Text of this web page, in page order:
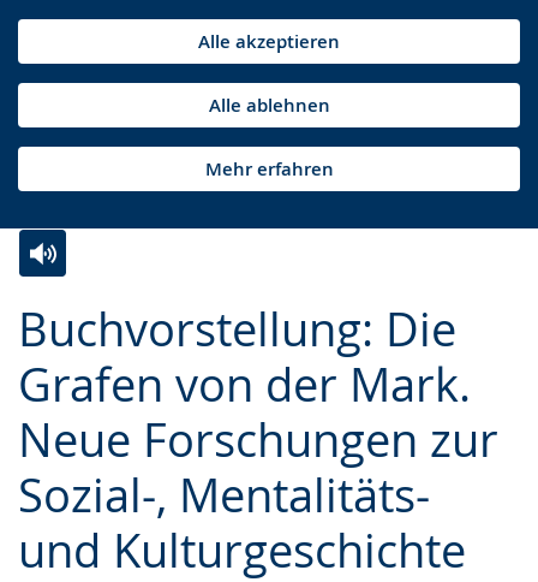
Alle akzeptieren
Alle ablehnen
Mehr erfahren
Buchvorstellung: Die
Grafen von der Mark.
Neue Forschungen zur
Sozial-, Mentalitäts-
und Kulturgeschichte
Leichten
Sprache
wechseln.
Audio-
Unterstützung.
Video
in
Deutscher
Gebärdensprache
angezeigt.